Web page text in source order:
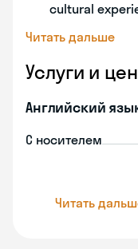
cultural
Читать дальше
Услуги и
Английский
С носителем
Читать